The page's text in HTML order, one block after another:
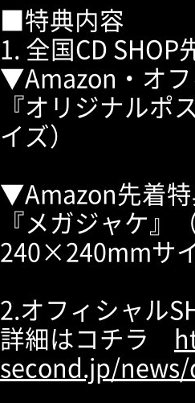
■特典内容
1. 全国CD SHOP
▼Amazon・オフ
『オリジナルポ
イズ）
▼Amazon先着
『メガジャケ』
240×240mmサ
2.オフィシャル
詳細はコチラ
second.jp/